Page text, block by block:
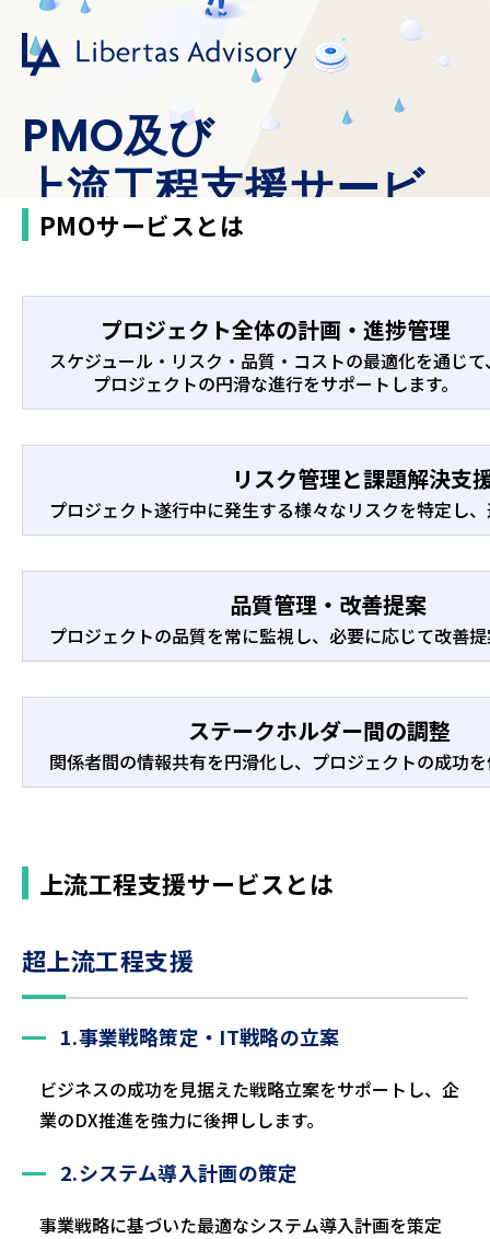
PMO及び
上流工程支援サービ
ス
PMOサービスとは
プロジェクト全体の計画・進捗管理
スケジュール・リスク・品質・コストの最適化を通じて
プロジェクトの円滑な進行をサポートします。
リスク管理と課題解決支
プロジェクト遂行中に発生する様々なリスクを特定し
品質管理・改善提案
プロジェクトの品質を常に監視し、必要に応じて改善
ステークホルダー間の調整
関係者間の情報共有を円滑化し、プロジェクトの成功
上流工程支援サービスとは
超上流工程支援
1.事業戦略策定・IT戦略の立案
ビジネスの成功を見据えた戦略立案をサポートし、企
業のDX推進を強力に後押しします。
2.システム導入計画の策定
事業戦略に基づいた最適なシステム導入計画を策定